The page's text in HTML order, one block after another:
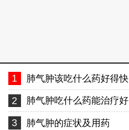
1 肺气肿该吃什么药好得快
2 肺气肿吃什么药能治疗好
3 肺气肿的症状及用药